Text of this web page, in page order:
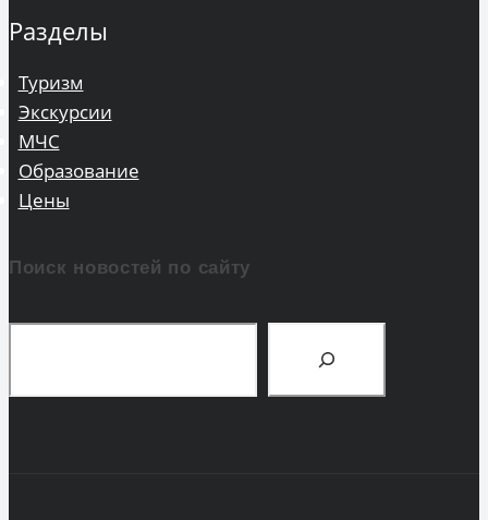
Разделы
Туризм
Экскурсии
МЧС
Образование
Цены
Поиск новостей по сайту